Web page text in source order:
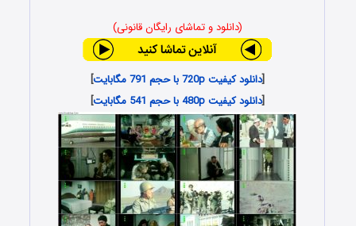
(دانلود و تماشای رایگان قانونی)
[دانلود کیفیت 720p با حجم 791 مگابایت
]
[دانلود کیفیت 480p با حجم 541 مگابایت ]